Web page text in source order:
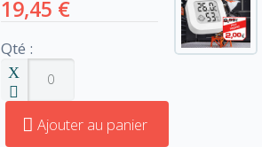
19,45 €
Qté :
Ajouter au panier